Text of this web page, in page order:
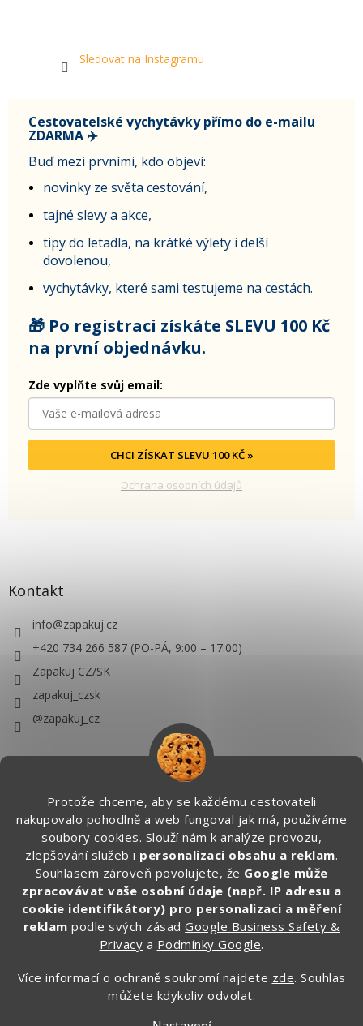
Protože chceme, aby se každému cestovateli
nakupovalo pohodlně a web fungoval jak má, používáme
soubory cookies. Slouží nám k analýze provozu,
zlepšování služeb i personalizaci obsahu a reklam.
Souhlasem zároveň povolujete, že Google může
zpracovávat vaše osobní údaje (např. IP adresu a
cookie identifikátory) pro personalizaci a měření
reklam podle svých zásadGoogle Business Safety &
Privacy a Podmínky Google.
Více informací o ochraně soukromí najdete zde. Souhlas
můžete kdykoliv odvolat.
Sledovat na Instagramu
Cestovatelské vychytávky přímo do e-mailu
ZDARMA ✈️
Buď mezi prvními, kdo objeví:
novinky ze světa cestování,
tajné slevy a akce,
tipy do letadla, na krátké výlety i delší
dovolenou,
vychytávky, které sami testujeme na cestách.
🎁 Po registraci získáte SLEVU 100 Kč
na první objednávku.
Zde vyplňte svůj email:
CHCI ZÍSKAT SLEVU 100 KČ »
Ochrana osobních údajů
Kontakt
info@zapakuj.cz
+420 734 266 587 (PO-PÁ, 9:00 – 17:00)
Zapakuj CZ/SK
zapakuj_czsk
@zapakuj_cz
Vytvořil Shoptet